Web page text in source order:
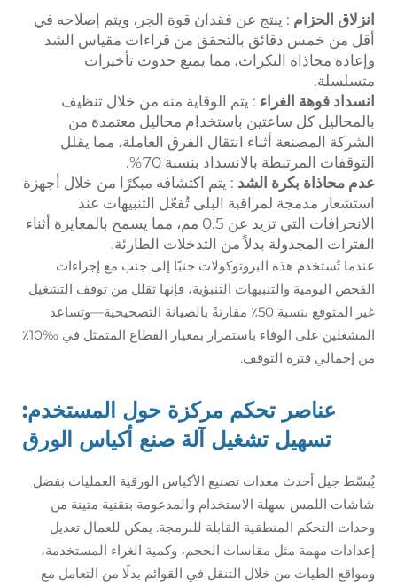
انزلاق الحزام : ينتج عن فقدان قوة الجر، ويتم إصلاحه في
أقل من خمس دقائق بالتحقق من قراءات مقياس الشد
وإعادة محاذاة البكرات، مما يمنع حدوث تأخيرات
متسلسلة.
انسداد فوهة الغراء : يتم الوقاية منه من خلال تنظيف
بالمحاليل كل ساعتين باستخدام محاليل معتمدة من
الشركة المصنعة أثناء انتقال الفرق العاملة، مما يقلل
التوقفات المرتبطة بالانسداد بنسبة 70%.
عدم محاذاة بكرة الشد : يتم اكتشافه مبكرًا من خلال أجهزة
استشعار مدمجة لمراقبة البلى تُفعّل التنبيهات عند
الانحرافات التي تزيد عن 0.5 مم، مما يسمح بالمعايرة أثناء
الفترات المجدولة بدلاً من التدخلات الطارئة.
عندما تُستخدم هذه البروتوكولات جنبًا إلى جنب مع إجراءات
الفحص اليومية والتنبيهات التنبؤية، فإنها تقلل من توقف التشغيل
غير المتوقع بنسبة 50٪ مقارنةً بالصيانة التصحيحية—وتساعد
المشغلين على الوفاء باستمرار بمعيار القطاع المتمثل في ‰10٪
من إجمالي فترة التوقف.
عناصر تحكم مركزة حول المستخدم:
تسهيل تشغيل آلة صنع أكياس الورق
يُبسّط جيل أحدث معدات تصنيع الأكياس الورقية العمليات بفضل
شاشات اللمس سهلة الاستخدام والمدعومة بتقنية متينة من
وحدات التحكم المنطقية القابلة للبرمجة. يمكن للعمال تعديل
إعدادات مهمة مثل مقاسات الحجم، وكمية الغراء المستخدمة،
ومواقع الطيات من خلال التنقل في القوائم بدلًا من التعامل مع